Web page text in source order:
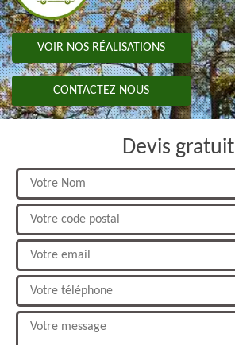
VOIR NOS RÉALISATIONS
CONTACTEZ NOUS
Devis gratuit